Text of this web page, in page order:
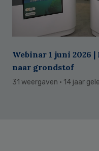
Webinar 1 juni 2026
naar grondstof
31 weergaven · 14 jaar